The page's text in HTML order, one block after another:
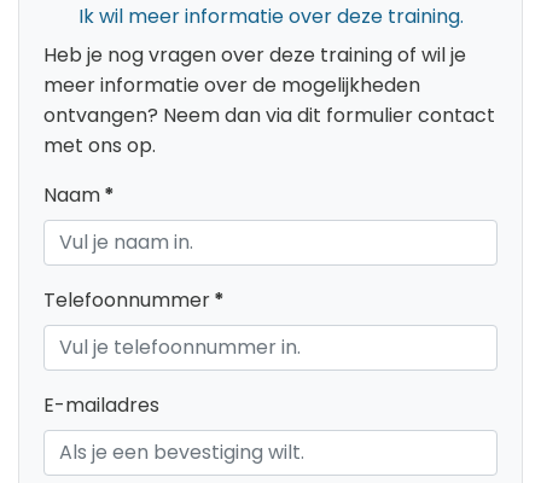
Ik wil meer informatie over deze training.
Heb je nog vragen over deze training of wil je
meer informatie over de mogelijkheden
ontvangen? Neem dan via dit formulier contact
met ons op.
Naam*
Telefoonnummer*
E-mailadres